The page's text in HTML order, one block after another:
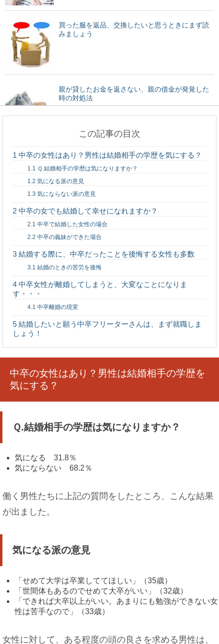
買った服を返品、交換したいと思うときにまず読
みましょう
親が貸したお金を返さない、親の借金が発覚した
時の対処法
髪の毛は1ヶ月に何センチ伸びる？髪の毛を早く伸
ばすためには
好きな人が職場を辞めるときにできる対処法！恋
を実らせる方法
文化祭で教室の壁などを装飾したい！簡単にでき
る方法も紹介！
A型女性の別れ方は？A型女性の恋愛傾向と恋を失
よう
メイクが濃い女性の心理とは？男性から見たＮＧ
メイクとは
この記事の目次
1 中卒の女性はあり？男性は結婚相手の学歴を気にする？
1.1 Ｑ.結婚相手の学歴は気になりますか？
1.2 気になる派の意見
1.3 気にならない派の意見
2 中卒の女でも結婚して幸せになれますか？
2.1 中卒で結婚した女性の場合
2.2 中卒の義妹ができた場合
3 結婚する際に、中卒だったことを後悔する女性も多数
3.1 結婚のときの苦労を後悔
4 中卒女性が離婚してしまうと、大変なことになりま
す・・・
4.1 中卒離婚の現実
5 結婚したいと願う中卒フリーターさんは、まず就職しま
しょう！
中卒の女性はあり？男性は結婚相手の学歴を
気にする？
Ｑ.結婚相手の学歴は気になりますか？
気になる 31.8％
気にならない 68.2％
働く男性たちに上記の質問をしたところ、こんな結果
が出ました。
気になる派の意見
「せめて大学は卒業しててほしい」（35歳）
「世間体もあるのでせめて大卒がいい」（32歳）
「できれば大卒以上がいい。あまりにも勉強ができない女
性は苦手なので」（33歳）
女性に対して、ある程度の頭の良さを求める男性は、